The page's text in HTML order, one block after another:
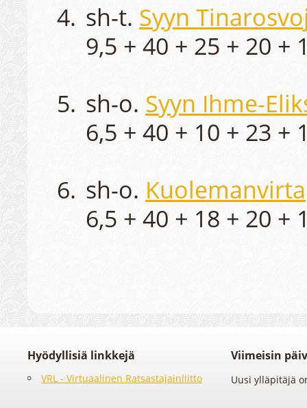
sh-t. Syyn
9,5 + 40 + 25 + 20 +
sh-o. Syyn Ihme-
6,5 + 40 + 10 + 23 +
sh-o. Kuolemanvirta
6,5 + 40 + 18 + 20 +
Hyödyllisiä linkkejä
VRL - Virtuaalinen Ratsastajainliitto
Viimeisin
Uusi ylläpitäjä